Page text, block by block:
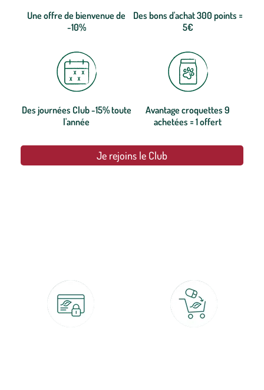
Une offre de bienvenue de
-10%
Des bons d'achat 300 points =
5€
Des journées Club -15% toute
l'année
Avantage croquettes 9
achetées = 1 offert
Je rejoins le Club